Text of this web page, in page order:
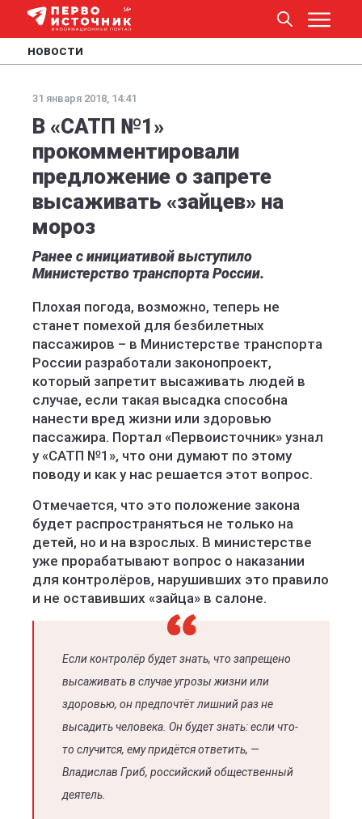
НОВОСТИ
31 января 2018, 14:41
В «САТП №1»
прокомментировали
предложение о запрете
высаживать «зайцев» на
мороз
Ранее с инициативой выступило
Министерство транспорта России.
Плохая погода, возможно, теперь не
станет помехой для безбилетных
пассажиров – в Министерстве транспорта
России разработали законопроект,
который запретит высаживать людей в
случае, если такая высадка способна
нанести вред жизни или здоровью
пассажира. Портал «Первоисточник» узнал
у «САТП №1», что они думают по этому
поводу и как у нас решается этот вопрос.
Отмечается, что это положение закона
будет распространяться не только на
детей, но и на взрослых. В министерстве
уже прорабатывают вопрос о наказании
для контролёров, нарушивших это правило
и не оставивших «зайца» в салоне.
Если контролёр будет знать, что запрещено
высаживать в случае угрозы жизни или
здоровью, он предпочтёт лишний раз не
высадить человека. Он будет знать: если что-
то случится, ему придётся ответить, —
Владислав Гриб, российский общественный
деятель.